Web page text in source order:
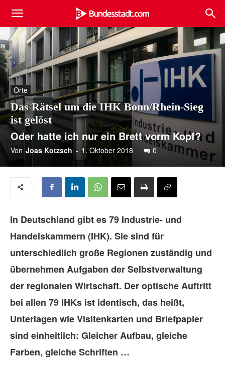
Orte
Das Rätsel um die IHK Bonn/Rhein-Sieg
ist gelöst
Oder hatte ich nur ein Brett vorm Kopf?
Von Joas Kotzsch - 1. Oktober 2018 0
In Deutschland gibt es 79 Industrie- und
Handelskammern (IHK). Sie sind für
unterschiedlich große Regionen zuständig und
übernehmen Aufgaben der Selbstverwaltung
der regionalen Wirtschaft. Der optische Auftritt
bei allen 79 IHKs ist identisch, das heißt,
Unterlagen wie Visitenkarten und Briefpapier
sind einheitlich: Gleicher Aufbau, gleiche
Farben, gleiche Schriften …